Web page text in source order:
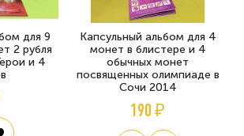
для 9
2 рубля
и 4
Капсульный альбом для 4
монет в блистере и 4
обычных монет
посвященных олимпиаде в
Сочи 2014
190 ₽